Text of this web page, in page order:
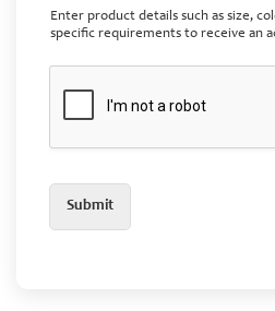
Enter product details such as size,
specific requirements to receive an
Submit